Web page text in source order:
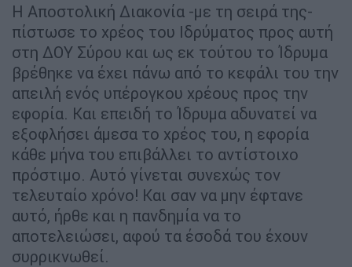
Η Αποστολική Διακονία -με τη σειρά της-
πίστωσε το χρέος του Ιδρύματος προς αυτή
στη ΔΟΥ Σύρου και ως εκ τούτου το Ίδρυμα
βρέθηκε να έχει πάνω από το κεφάλι του την
απειλή ενός υπέρογκου χρέους προς την
εφορία. Και επειδή το Ίδρυμα αδυνατεί να
εξοφλήσει άμεσα το χρέος του, η εφορία
κάθε μήνα του επιβάλλει το αντίστοιχο
πρόστιμο. Αυτό γίνεται συνεχώς τον
τελευταίο χρόνο! Και σαν να μην έφτανε
αυτό, ήρθε και η πανδημία να το
αποτελειώσει, αφού τα έσοδά του έχουν
συρρικνωθεί.